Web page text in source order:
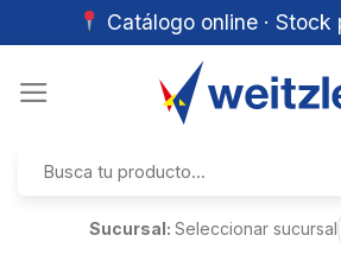
Catálogo online · Stock
por:
Sucursal:Seleccionar sucursal